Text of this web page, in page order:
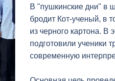
В "пушкинские дни" в
бродит Кот-ученый, в
из черного картона. В
подготовили ученики
современную